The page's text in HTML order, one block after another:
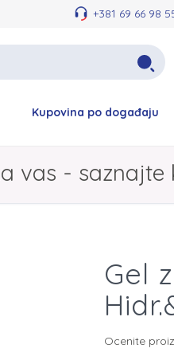
+381 69 66 98
Kupovina po događaju
vas - saznajte
Gel
Ocenite